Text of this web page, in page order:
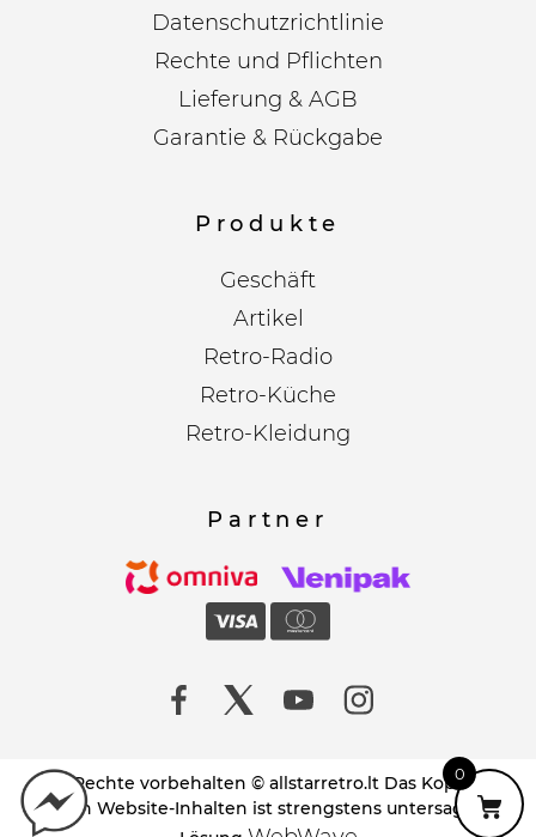
Datenschutzrichtlinie
Rechte und Pflichten
Lieferung & AGB
Garantie & Rückgabe
Produkte
Geschäft
Artikel
Retro-Radio
Retro-Küche
Retro-Kleidung
Partner
Alle Rechte vorbehalten © allstarretro.lt Das Kopieren
von Website-Inhalten ist strengstens untersagt!
0